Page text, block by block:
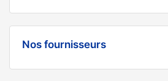
Nos fournisseurs